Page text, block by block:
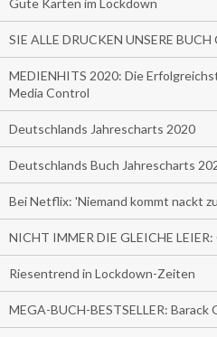
Gute Karten im Lockdown
SIE ALLE DRUCKEN UNSERE BUCH
MEDIENHITS 2020: Die
Media Control
Deutschlands Jahrescharts 2020
Deutschlands Buch Jahrescharts
Bei Netflix: 'Niemand kommt nackt
NICHT IMMER DIE GLEICHE
Riesentrend in Lockdown-Zeiten
MEGA-BUCH-BESTSELLER: